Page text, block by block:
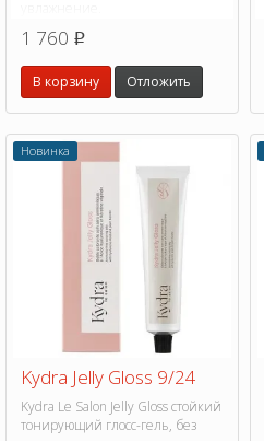
1 760 p
В корзину Отложить
Новинка
Kydra Jelly Gloss 9/24
Kydra Le Salon Jelly Gloss стойкий
тонирующий глосс-гель, без